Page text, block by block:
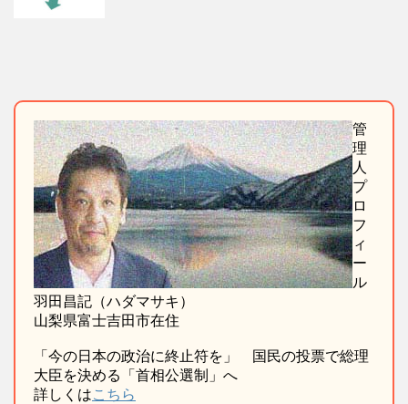
管
理
人
プ
ロ
フ
ィ
ー
ル
羽田昌記（ハダマサキ）
山梨県富士吉田市在住
「今の日本の政治に終止符を」 国民の投票で総理
大臣を決める「首相公選制」へ
詳しくはこちら